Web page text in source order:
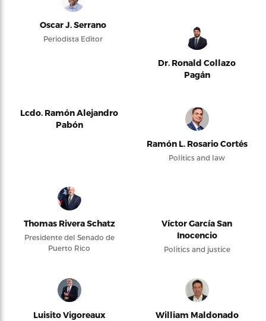
Oscar J. Serrano
Periodista Editor
Dr. Ronald Collazo
Pagán
Lcdo. Ramón Alejandro
Pabón
Ramón L. Rosario Cortés
Politics and law
Thomas Rivera Schatz
Presidente del Senado de
Puerto Rico
Víctor García San
Inocencio
Politics and justice
Luisito Vigoreaux William Maldonado